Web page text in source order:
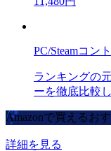
PC/Steamコン
ランキングの
ーを徹底比較
Amazonで買えるお
詳細を見る